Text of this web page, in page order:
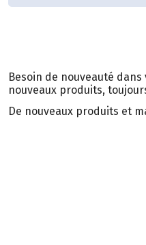
Besoin de nouveauté
nouveaux produits,
De nouveaux produits et